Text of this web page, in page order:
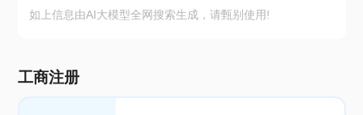
如上信息由AI大模型全网搜索生成，请甄别使用!
工商注册